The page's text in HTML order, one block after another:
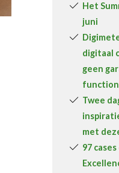
Het
juni
digitaal
geen
Twee
met
97